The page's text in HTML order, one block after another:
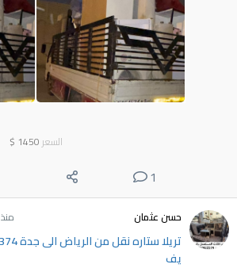
السعر 1450
$
1
حسن عثمان منذ 7 ساعات
يف